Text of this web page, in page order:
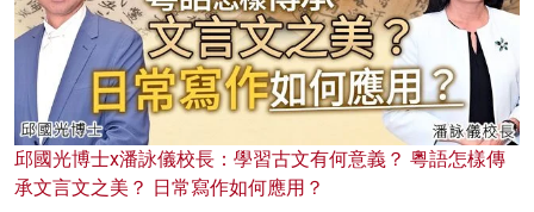
邱國光博士x潘詠儀校長：學習古文有何意義？ 粵語怎樣傳
承文言文之美？ 日常寫作如何應用？